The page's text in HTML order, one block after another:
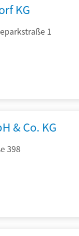
KG
1
& Co. KG
398